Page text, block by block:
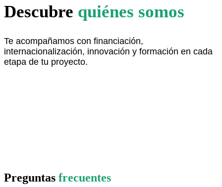
Descubre quiénes somos
Te acompañamos con financiación,
internacionalización, innovación y formación en cada
etapa de tu proyecto.
Preguntas frecuentes